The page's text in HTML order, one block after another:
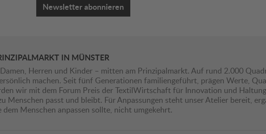
Newsletter abonnieren
IN MÜNSTER
Herren und Kinder – mitten am Prinzipalmarkt. Auf rund 2.000
machen. Seit fünf Generationen familiengeführt, prägen Werte,
wir mit dem Forum Preis der TextilWirtschaft für Innovation und
Menschen passt und bleibt. Für Anpassungen steht unser Atelier bereit,
Menschen anpassen sollte, nicht umgekehrt.